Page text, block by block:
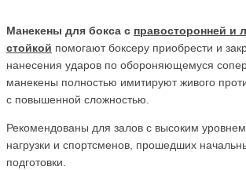
Манекены для бокса с правосторонней и
стойкой помогают боксеру приобрести и
нанесения ударов по обороняющемуся
манекены полностью имитируют живого
с повышенной сложностью.
Рекомендованы для залов с высоким
нагрузки и спортсменов, прошедших
подготовки.